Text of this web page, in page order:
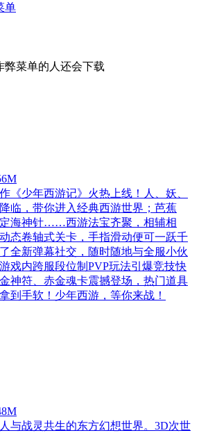
单
弊菜单的人还会下载
《少年西游记》火热上线！人、妖、
临，带你进入经典西游世界；芭蕉
海神针……西游法宝齐聚，相辅相
态卷轴式关卡，手指滑动便可一跃千
全新弹幕社交，随时随地与全服小伙
戏内跨服段位制PVP玩法引爆竞技快
神符、赤金魂卡震撼登场，热门道具
到手软！少年西游，等你来战！
与战灵共生的东方幻想世界。3D次世